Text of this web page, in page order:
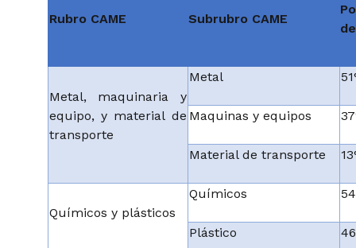
Rubro CAME Subrubro CAME
Metal, maquinaria y
equipo, y material de
transporte
Metal
Maquinas y equipos
Material de transporte
Químicos y plásticos
Químicos
Plástico